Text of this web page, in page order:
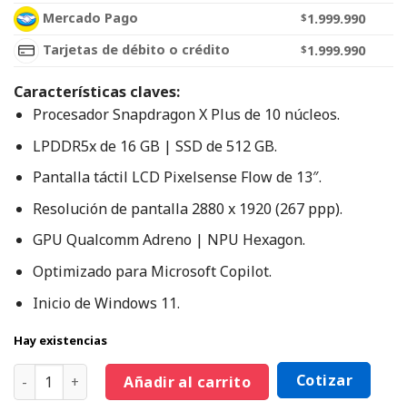
Mercado Pago $1.999.990
Tarjetas de débito o crédito
$1.999.990
Características claves:
Procesador Snapdragon X Plus de 10 núcleos.
LPDDR5x de 16 GB | SSD de 512 GB.
Pantalla táctil LCD Pixelsense Flow de 13″.
Resolución de pantalla 2880 x 1920 (267 ppp).
GPU Qualcomm Adreno | NPU Hexagon.
Optimizado para Microsoft Copilot.
Inicio de Windows 11.
Hay existencias
Añadir al carrito Cotizar